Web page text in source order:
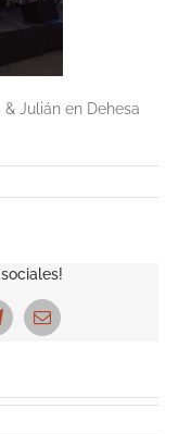
Julián en Dehesa
Correo